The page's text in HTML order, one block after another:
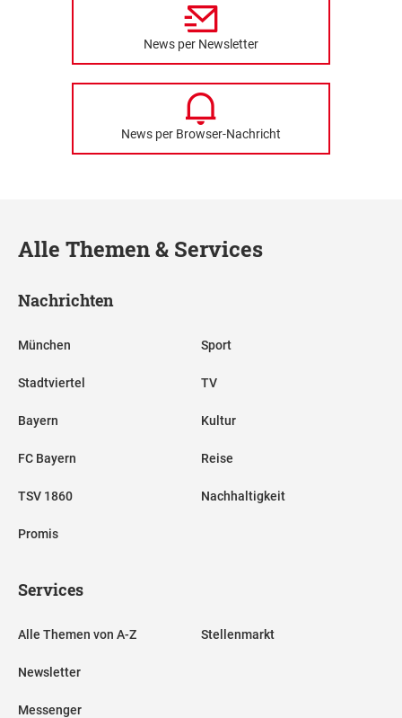
News per Newsletter
News per Browser-Nachricht
Alle Themen & Services
Nachrichten
München
Stadtviertel
Bayern
FC Bayern
TSV 1860
Promis
Sport
TV
Kultur
Reise
Nachhaltigkeit
Services
Alle Themen von A-Z
Newsletter
Messenger
Stellenmarkt